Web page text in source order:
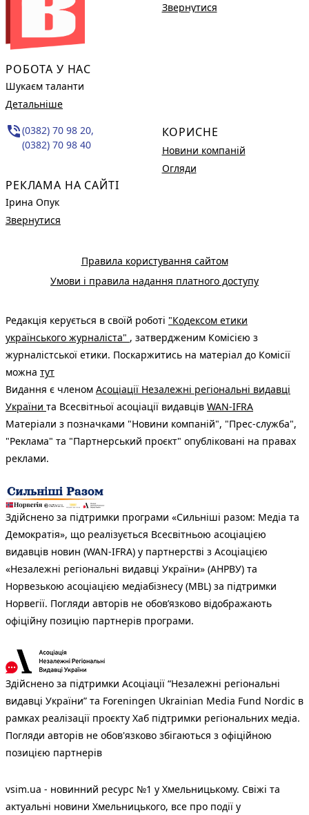
РОБОТА У НАС
Шукаєм таланти
Детальніше
phone_in_talk(0382) 70 98 20,
(0382) 70 98 40
РЕКЛАМА НА САЙТІ
Ірина Опук
Звернутися
Звернутися
КОРИСНЕ
Новини компаній
Огляди
Правила користування сайтом
Умови і правила надання платного доступу
Редакція керується в своїй роботі "Кодексом етики
українського журналіста" , затвердженим Комісією з
журналістської етики. Поскаржитись на матеріал до Комісії
можна тут
Видання є членом Асоціації Незалежні регіональні видавці
України та Всесвітньої асоціації видавців WAN-IFRA
Матеріали з позначками "Новини компаній", "Прес-служба",
"Реклама" та "Партнерський проєкт" опубліковані на правах
реклами.
Здійснено за підтримки програми «Сильніші разом: Медіа та
Демократія», що реалізується Всесвітньою асоціацією
видавців новин (WAN-IFRA) у партнерстві з Асоціацією
«Незалежні регіональні видавці України» (АНРВУ) та
Норвезькою асоціацією медіабізнесу (MBL) за підтримки
Норвегії. Погляди авторів не обов’язково відображають
офіційну позицію партнерів програми.
Здійснено за підтримки Асоціації “Незалежні регіональні
видавці України” та Foreningen Ukrainian Media Fund Nordic в
рамках реалізації проєкту Хаб підтримки регіональних медіа.
Погляди авторів не обов'язково збігаються з офіційною
позицією партнерів
vsim.ua - новинний ресурс №1 у Хмельницькому. Свіжі та
актуальні новини Хмельницького, все про події у